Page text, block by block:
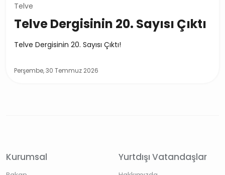
Telve
Telve Dergisinin 20. Sayısı Çıktı
Telve Dergisinin 20. Sayısı Çıktı!
Perşembe, 30 Temmuz 2026
Kurumsal Yurtdışı Vatandaşlar